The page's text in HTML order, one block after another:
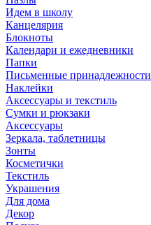
Идем в школу
Канцелярия
Блокноты
Календари и ежедневники
Папки
Письменные принадлежности
Наклейки
Аксессуары и текстиль
Сумки и рюкзаки
Аксессуары
Зеркала, таблетницы
Зонты
Косметички
Текстиль
Украшения
Для дома
Декор